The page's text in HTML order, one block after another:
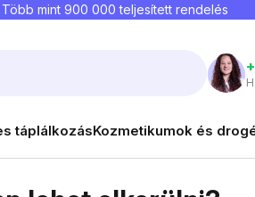
Több mint 900 000 teljesített rendelés
táplálkozásKozmetikumok és